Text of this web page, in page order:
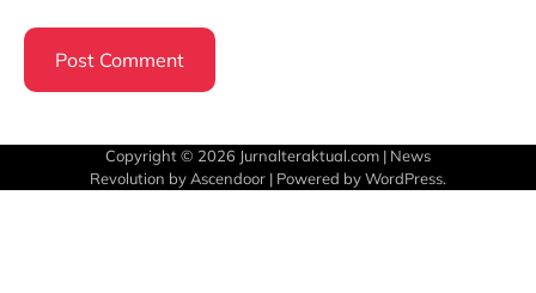
Copyright © 2026 Jurnalteraktual.com | News
Revolution by Ascendoor | Powered byWordPress.